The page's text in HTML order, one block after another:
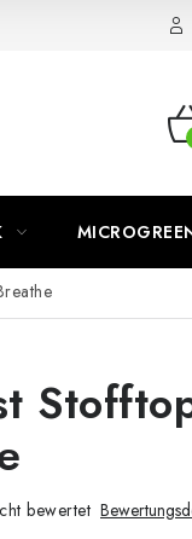
bewertet